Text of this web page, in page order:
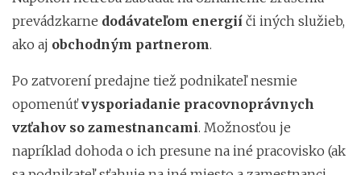
prevádzkarne dodávateľom energií či iných služieb,
ako aj obchodným partnerom.
Po zatvorení predajne tiež podnikateľ nesmie
opomenúťvysporiadanie pracovnoprávnych
vzťahov so zamestnancami. Možnosťou je
napríklad dohoda o ich presune na iné pracovisko (ak